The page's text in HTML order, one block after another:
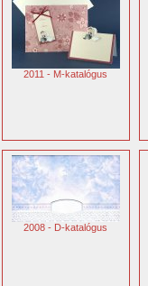
2011 - M-katalógus
2008 - D-katalógus